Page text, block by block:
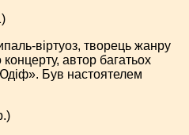
віртуоз, творець жанру
автор багатьох
Був настоятелем